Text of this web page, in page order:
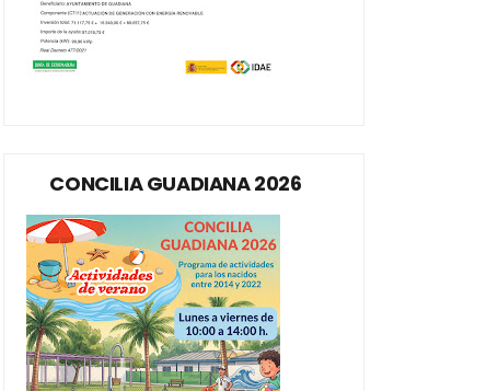
CONCILIA GUADIANA 2026